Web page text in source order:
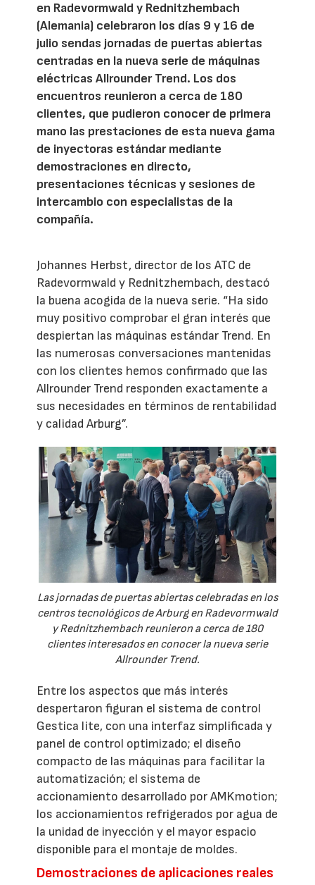
en Radevormwald y Rednitzhembach
(Alemania) celebraron los días 9 y 16 de
julio sendas jornadas de puertas abiertas
centradas en la nueva serie de máquinas
eléctricas Allrounder Trend. Los dos
encuentros reunieron a cerca de 180
clientes, que pudieron conocer de primera
mano las prestaciones de esta nueva gama
de inyectoras estándar mediante
demostraciones en directo,
presentaciones técnicas y sesiones de
intercambio con especialistas de la
compañía.
Johannes Herbst, director de los ATC de
Radevormwald y Rednitzhembach, destacó
la buena acogida de la nueva serie. “Ha sido
muy positivo comprobar el gran interés que
despiertan las máquinas estándar Trend. En
las numerosas conversaciones mantenidas
con los clientes hemos confirmado que las
Allrounder Trend responden exactamente a
sus necesidades en términos de rentabilidad
y calidad Arburg”.
Las jornadas de puertas abiertas celebradas en los
centros tecnológicos de Arburg en Radevormwald
y Rednitzhembach reunieron a cerca de 180
clientes interesados en conocer la nueva serie
Allrounder Trend.
Entre los aspectos que más interés
despertaron figuran el sistema de control
Gestica lite, con una interfaz simplificada y
panel de control optimizado; el diseño
compacto de las máquinas para facilitar la
automatización; el sistema de
accionamiento desarrollado por AMKmotion;
los accionamientos refrigerados por agua de
la unidad de inyección y el mayor espacio
disponible para el montaje de moldes.
Demostraciones de aplicaciones reales